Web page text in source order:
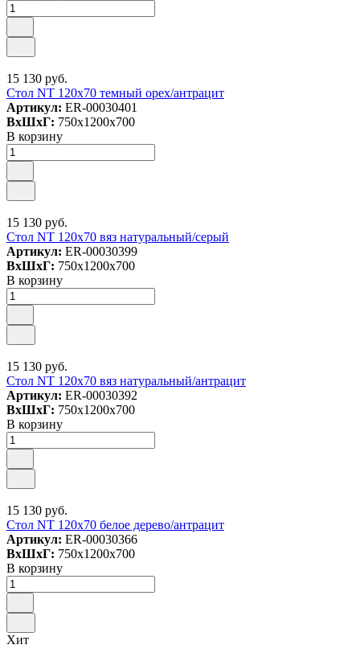
15 130 руб.
Стол NT 120x70 темный орех/антрацит
Артикул: ER-00030401
ВxШxГ: 750x1200x700
В корзину
15 130 руб.
Стол NT 120x70 вяз натуральный/серый
Артикул: ER-00030399
ВxШxГ: 750x1200x700
В корзину
15 130 руб.
Стол NT 120x70 вяз натуральный/антрацит
Артикул: ER-00030392
ВxШxГ: 750x1200x700
В корзину
15 130 руб.
Стол NT 120x70 белое дерево/антрацит
Артикул: ER-00030366
ВxШxГ: 750x1200x700
В корзину
Хит